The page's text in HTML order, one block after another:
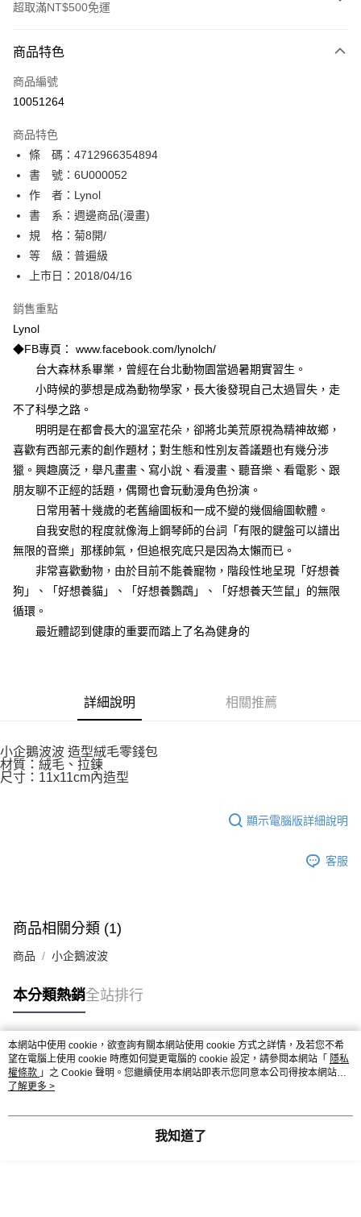
超取滿NT$500免運
信用卡一次付款
超商取貨付款
相關說明
【關於「AFTEE先享後付」】
AFTEE先享後付是「在收到商品之後才付款」的支付方式。 讓您購物簡單
便利好安心！
１．簡單：不需註冊會員、不需綁卡、不需儲值。
２．便利：只要手機號碼，簡訊認證，即可結帳。
３．安心：先確認商品／服務後，再付款。
【「AFTEE先享後付」結帳流程】
１．於結帳方式選擇「AFTEE先享後付」後，將跳轉至「AFTEE先享後付」
２．訂單成立數日內，您將收到繳費通知簡訊。
ATM／網路銀行／等多元方式進行付款，方視為交易完成。
※ 請注意：結帳手續完成當下不需立刻繳費，但若您需要取消訂單，請聯絡
購買商品的店家。未經商家同意取消之訂單仍視為有效，需透過AFTEE先享
後付繳納相關費用。
※ 交易是否成功請以「AFTEE先享後付 」之結帳頁面顯示為準，若有關於
是否繳費成功／繳費後需取消欲退款等相關疑問，請聯繫「AFTEE先享後付
【注意事項】
１．透過由恩沛科技股份有限公司提供之「AFTEE先享後付」服務完成之交
易，需依本服務之必要範圍內提供個人資料，並將交易相關給付款項請求債
權轉讓予恩沛科技股份有限公司。
２．關於個人資料處理事宜，請瀏覽以下網址：
３．未成年的使用者請事先徵得法定代理人或監護人之同意方可使用
「AFTEE先享後付」，若未經同意申辦者引起之損失，本公司不負相關責
任。
４．使用「AFTEE先享後付」時，將依據個別帳號之用戶狀況，依本公司即
時審查核予不同之上限額度；若仍有額度不足之情形，本公司將視審查結果
請求用戶進行身份認證。
５．嚴禁一人註冊多個帳號或使用他人資訊註冊。若發現惡意使用之情形，
恩沛科技股份有限公司將有權停止該用戶之使用額度並採取法律行動。
ATM付款
運送方式
全家取貨付款
每筆NT$80，滿NT$500(含以上)免運費
每筆NT$80，滿NT$500(含以上)免運費
每筆NT$80，滿NT$500(含以上)免運費
付款後萊爾富取貨
每筆NT$80，滿NT$500(含以上)免運費
7-11取貨付款
每筆NT$80，滿NT$500(含以上)免運費
付款後7-11取貨
每筆NT$80，滿NT$500(含以上)免運費
宅配
每筆NT$100，滿NT$800(含以上)免運費
國家/地區配送 查看運費
商品特色
商品編號
10051264
商品特色
條 碼：4712966354894
書 號：6U000052
作 者：Lynol
書 系：週邊商品(漫畫)
規 格：菊8開/
等 級：普遍級
上市日：2018/04/16
銷售重點
Lynol
◆FB專頁： www.facebook.com/lynolch/
台大森林系畢業，曾經在台北動物園當過暑期實習生。
小時候的夢想是成為動物學家，長大後發現自己太過冒失，走
不了科學之路。
明明是在都會長大的溫室花朵，卻將北美荒原視為精神故鄉，
喜歡有西部元素的創作題材；對生態和性別友善議題也有幾分涉
獵。興趣廣泛，舉凡畫畫、寫小說、看漫畫、聽音樂、看電影、跟
朋友聊不正經的話題，偶爾也會玩動漫角色扮演。
日常用著十幾歲的老舊繪圖板和一成不變的幾個繪圖軟體。
自我安慰的程度就像海上鋼琴師的台詞「有限的鍵盤可以譜出
無限的音樂」那樣帥氣，但追根究底只是因為太懶而已。
非常喜歡動物，由於目前不能養寵物，階段性地呈現「好想養
狗」、「好想養貓」、「好想養鸚鵡」、「好想養天竺鼠」的無限
循環。
最近體認到健康的重要而踏上了名為健身的
詳細說明 相關推薦
小企鵝波波 造型絨毛零錢包
材質：絨毛、拉鍊
尺寸：11x11cm內造型
顯示電腦版詳細說明
客服
商品相關分類 (1)
商品 小企鵝波波
本分類熱銷全站排行
熱門標籤
本網站中使用 cookie，欲查詢有關本網站使用 cookie 方式之詳情，及若您不希
望在電腦上使用 cookie 時應如何變更電腦的 cookie 設定，請參閱本網站「 隱私
權條款 」之 Cookie 聲明。您繼續使用本網站即表示您同意本公司得按本網站使
用條款之 Cookie 聲明使用 cookie。
了解更多 >
我知道了